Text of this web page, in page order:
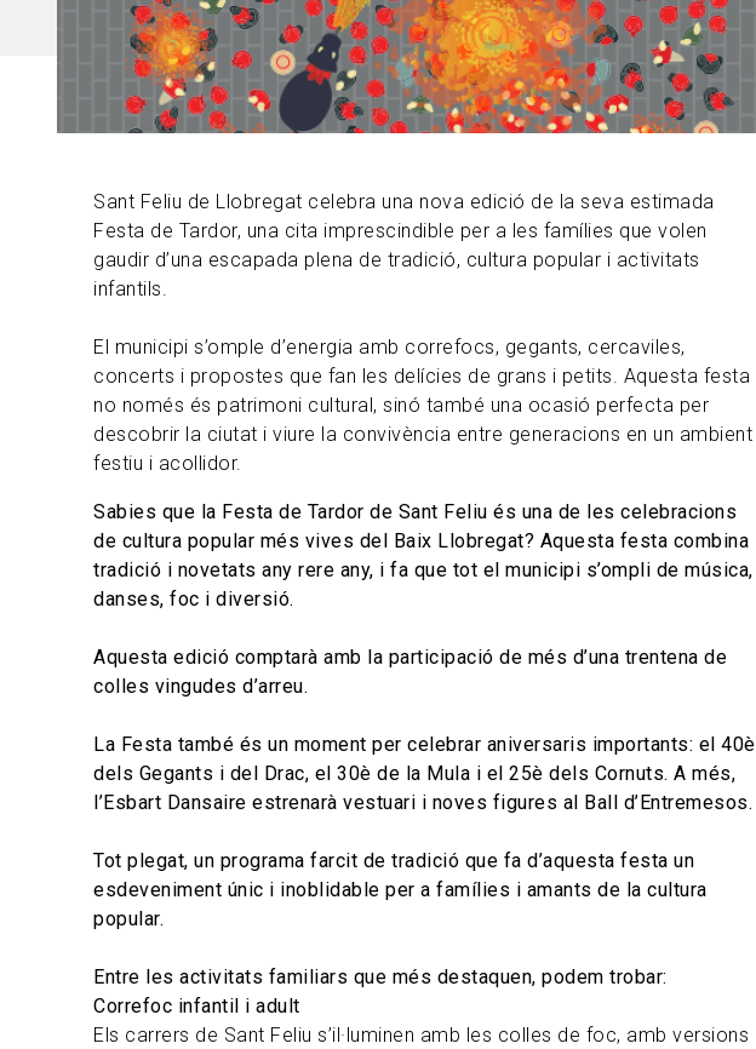
Sant Feliu de Llobregat celebra una nova edició de la seva estimada
Festa de Tardor, una cita imprescindible per a les famílies que volen
gaudir d’una escapada plena de tradició, cultura popular i activitats
infantils.
El municipi s’omple d’energia amb correfocs, gegants, cercaviles,
concerts i propostes que fan les delícies de grans i petits. Aquesta festa
no només és patrimoni cultural, sinó també una ocasió perfecta per
descobrir la ciutat i viure la convivència entre generacions en un ambient
festiu i acollidor.
Sabies que la Festa de Tardor de Sant Feliu és una de les celebracions
de cultura popular més vives del Baix Llobregat? Aquesta festa combina
tradició i novetats any rere any, i fa que tot el municipi s’ompli de música,
danses, foc i diversió.
Aquesta edició comptarà amb la participació de més d’una trentena de
colles vingudes d’arreu.
La Festa també és un moment per celebrar aniversaris importants: el 40è
dels Gegants i del Drac, el 30è de la Mula i el 25è dels Cornuts. A més,
l’Esbart Dansaire estrenarà vestuari i noves figures al Ball d’Entremesos.
Tot plegat, un programa farcit de tradició que fa d’aquesta festa un
esdeveniment únic i inoblidable per a famílies i amants de la cultura
popular.
Entre les activitats familiars que més destaquen, podem trobar:
Correfoc infantil i adult
Els carrers de Sant Feliu s’il·luminen amb les colles de foc, amb versions